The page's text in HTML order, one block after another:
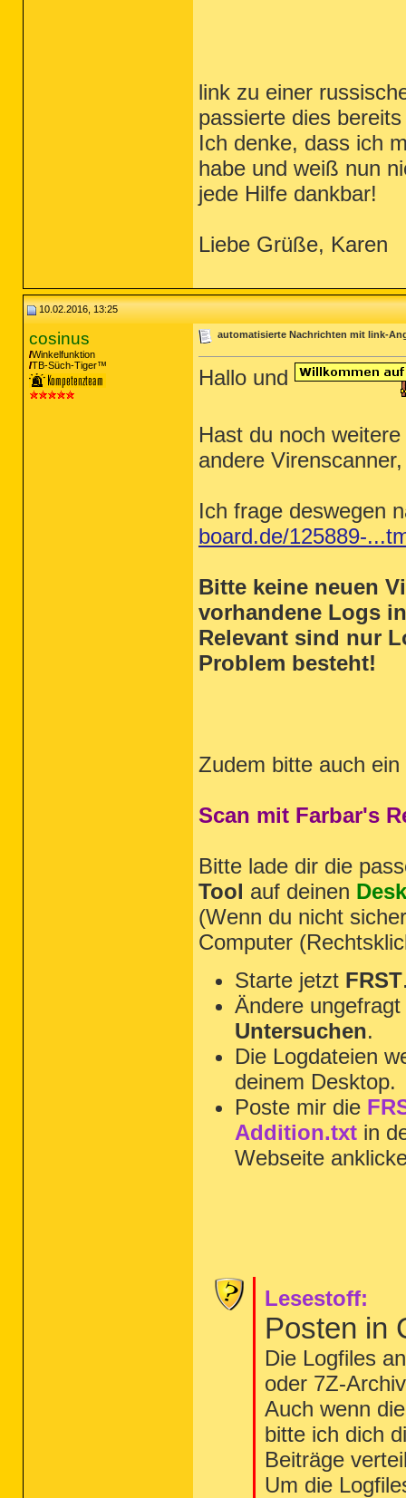
link zu einer
passierte dies
Ich denke, dass ich
habe und weiß nun
jede Hilfe dankbar!
Liebe Grüße, Karen
10.02.2016, 13:25
cosinus
Winkelfunktion
TB-Süch-Tiger™
automatisierte Nachrichten mit link-
Hallo und
Hast du noch
andere
Ich frage deswegen
board.de/125889-
Bitte keine neuen
vorhandene Logs
Relevant sind nur
Problem besteht!
Zudem bitte auch
Scan mit Farbar's
Bitte lade dir die
Tool auf deinen
(Wenn du nicht
Computer
Starte jetzt FRST
Ändere
Untersuchen.
Die Logdateien
deinem Desktop.
Poste mir die
Addition.txt in
Webseite
Lesestoff:
Posten in
Die Logfiles
oder 7Z-
Auch wenn
bitte ich dich
Beiträge
Um die